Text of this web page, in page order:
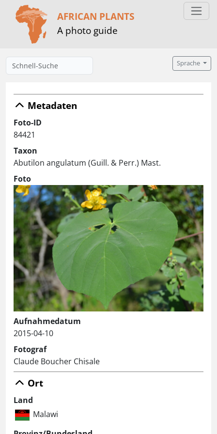
AFRICAN PLANTS
A photo guide
Sprache
Metadaten
Foto-ID
84421
Taxon
Abutilon angulatum (Guill. & Perr.) Mast.
Foto
Aufnahmedatum
2015-04-10
Fotograf
Claude Boucher Chisale
Ort
Land
Malawi